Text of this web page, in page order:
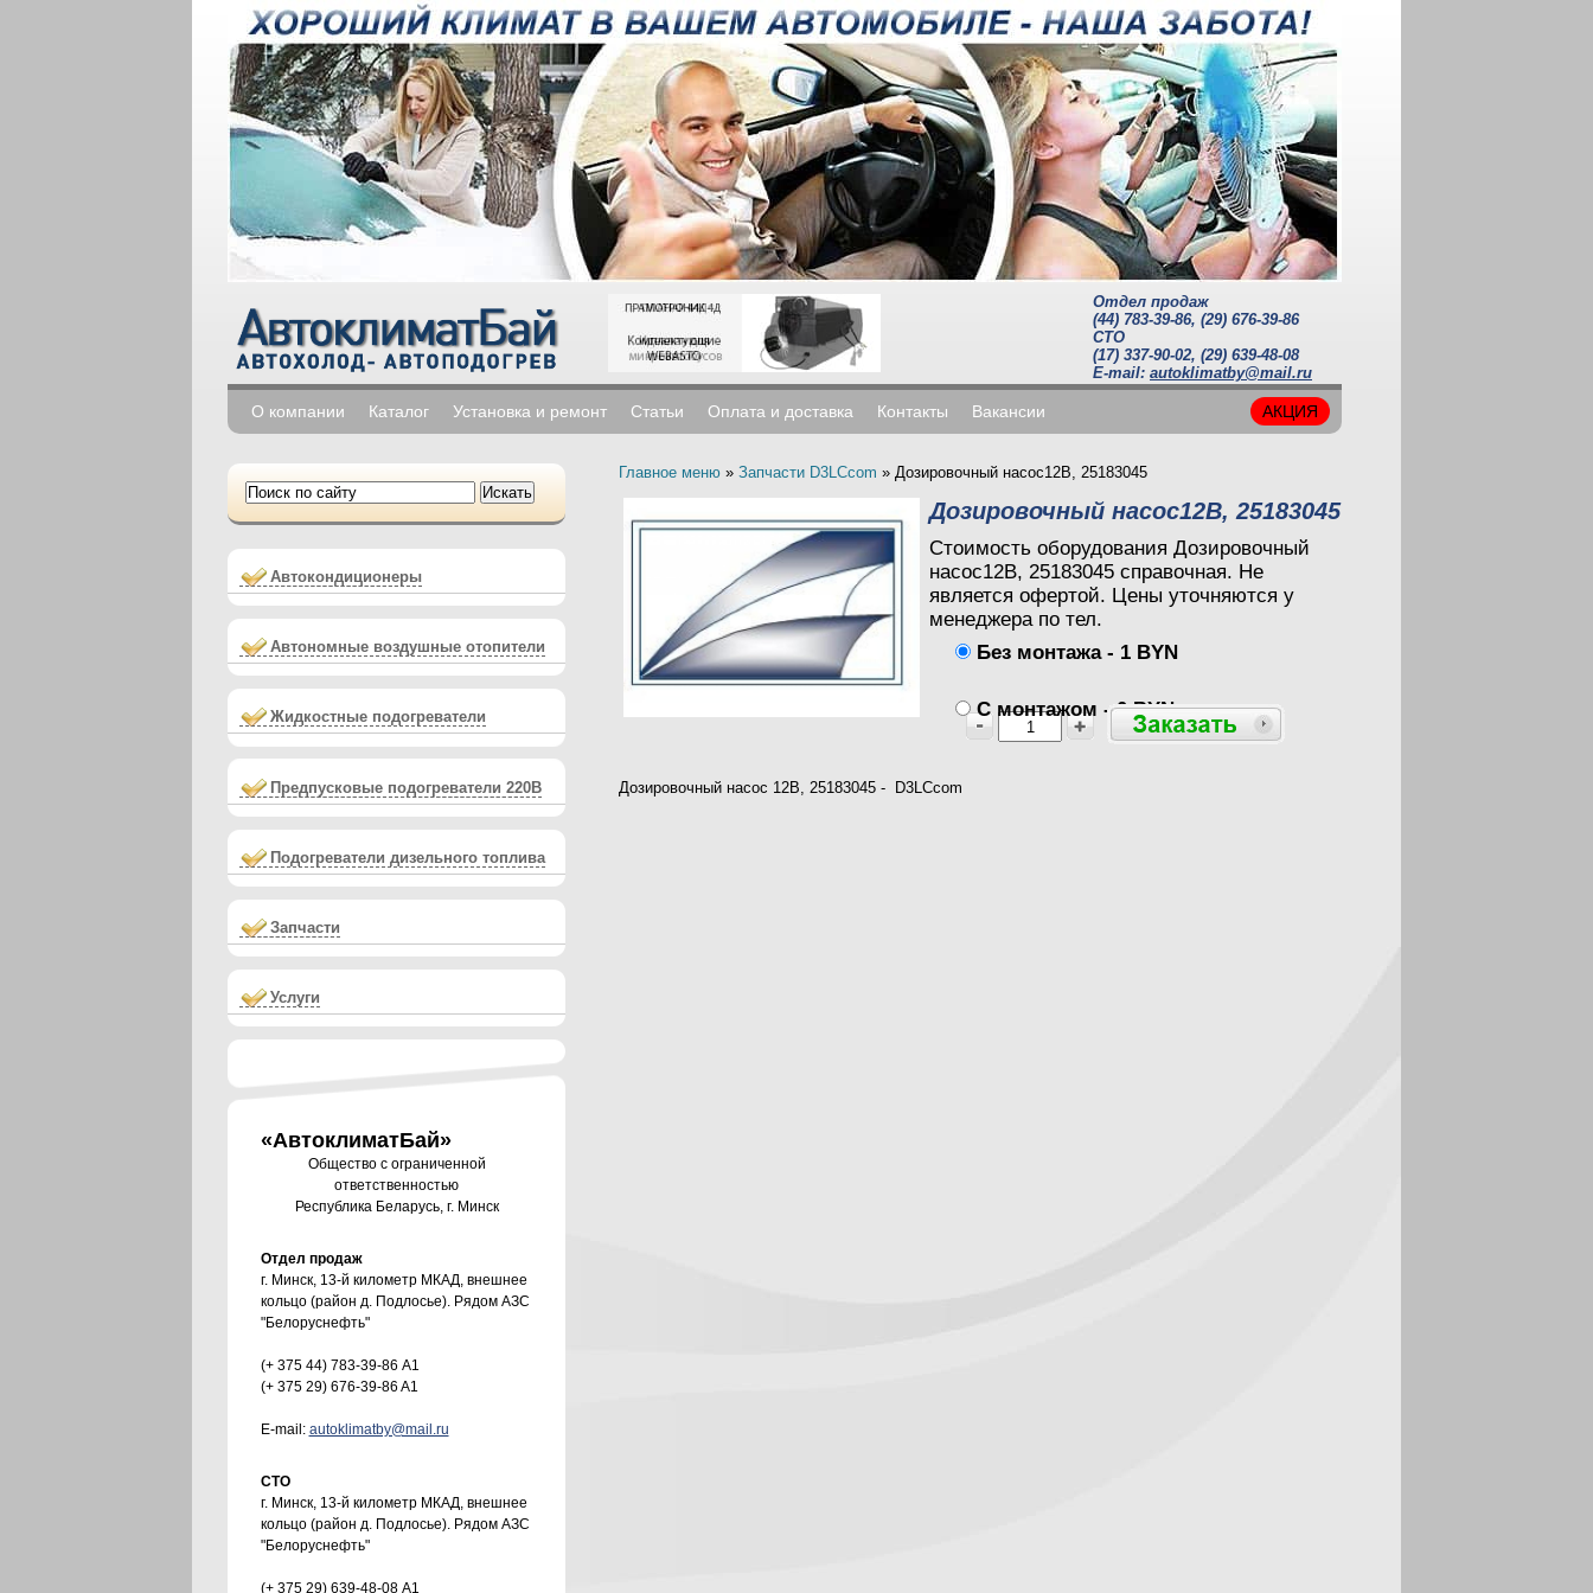
Отдел продаж
(44) 783-39-86, (29) 676-39-86
СТО
(17) 337-90-02, (29) 639-48-08
Е-mail: autoklimatby@mail.ru
О компании Каталог Установка и ремонт Статьи Оплата и доставка Контакты Вакансии АКЦИЯ
Автокондиционеры
Автономные воздушные отопители
Жидкостные подогреватели
Предпусковые подогреватели 220В
Подогреватели дизельного топлива
Запчасти
Услуги
«АвтоклиматБай»
Общество с ограниченной
ответственностью
Республика Беларусь, г. Минск
Отдел продаж
г. Минск, 13-й километр МКАД, внешнее
кольцо (район д. Подлосье). Рядом АЗС
"Белоруснефть"
(+ 375 44) 783-39-86 A1
(+ 375 29) 676-39-86 A1
Е-mail: autoklimatby@mail.ru
СТО
г. Минск, 13-й километр МКАД, внешнее
кольцо (район д. Подлосье). Рядом АЗС
"Белоруснефть"
(+ 375 29) 639-48-08А1
Главное меню » Запчасти D3LCcom » Дозировочный насос12В, 25183045
Дозировочный насос12В, 25183045
Стоимость оборудования Дозировочный
насос12В, 25183045 справочная. Не
является офертой. Цены уточняются у
менеджера по тел.
Без монтажа - 1 BYN
С монтажом - 0 BYN
Заказать
Дозировочный насос 12В, 25183045 - D3LCcom